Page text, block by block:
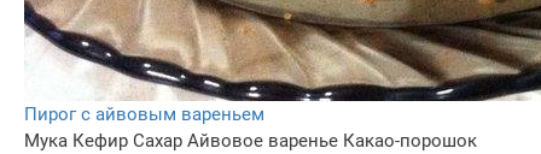
Пирог с айвовым вареньем
Мука Кефир Сахар Айвовое варенье Какао-порошок